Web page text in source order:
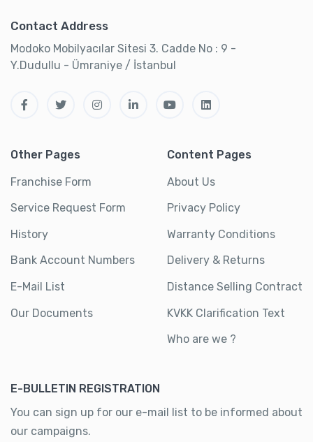
Contact Address
Modoko Mobilyacılar Sitesi 3. Cadde No : 9 -
Y.Dudullu - Ümraniye / İstanbul
Other Pages
Franchise Form
Service Request Form
History
Bank Account Numbers
E-Mail List
Our Documents
Content Pages
About Us
Privacy Policy
Warranty Conditions
Delivery & Returns
Distance Selling Contract
KVKK Clarification Text
Who are we ?
E-BULLETIN REGISTRATION
You can sign up for our e-mail list to be informed about
our campaigns.